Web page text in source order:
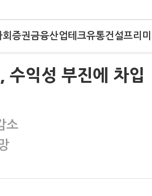
회 증권금융산업테크유통건설프리
수익성 부진에 차입
소